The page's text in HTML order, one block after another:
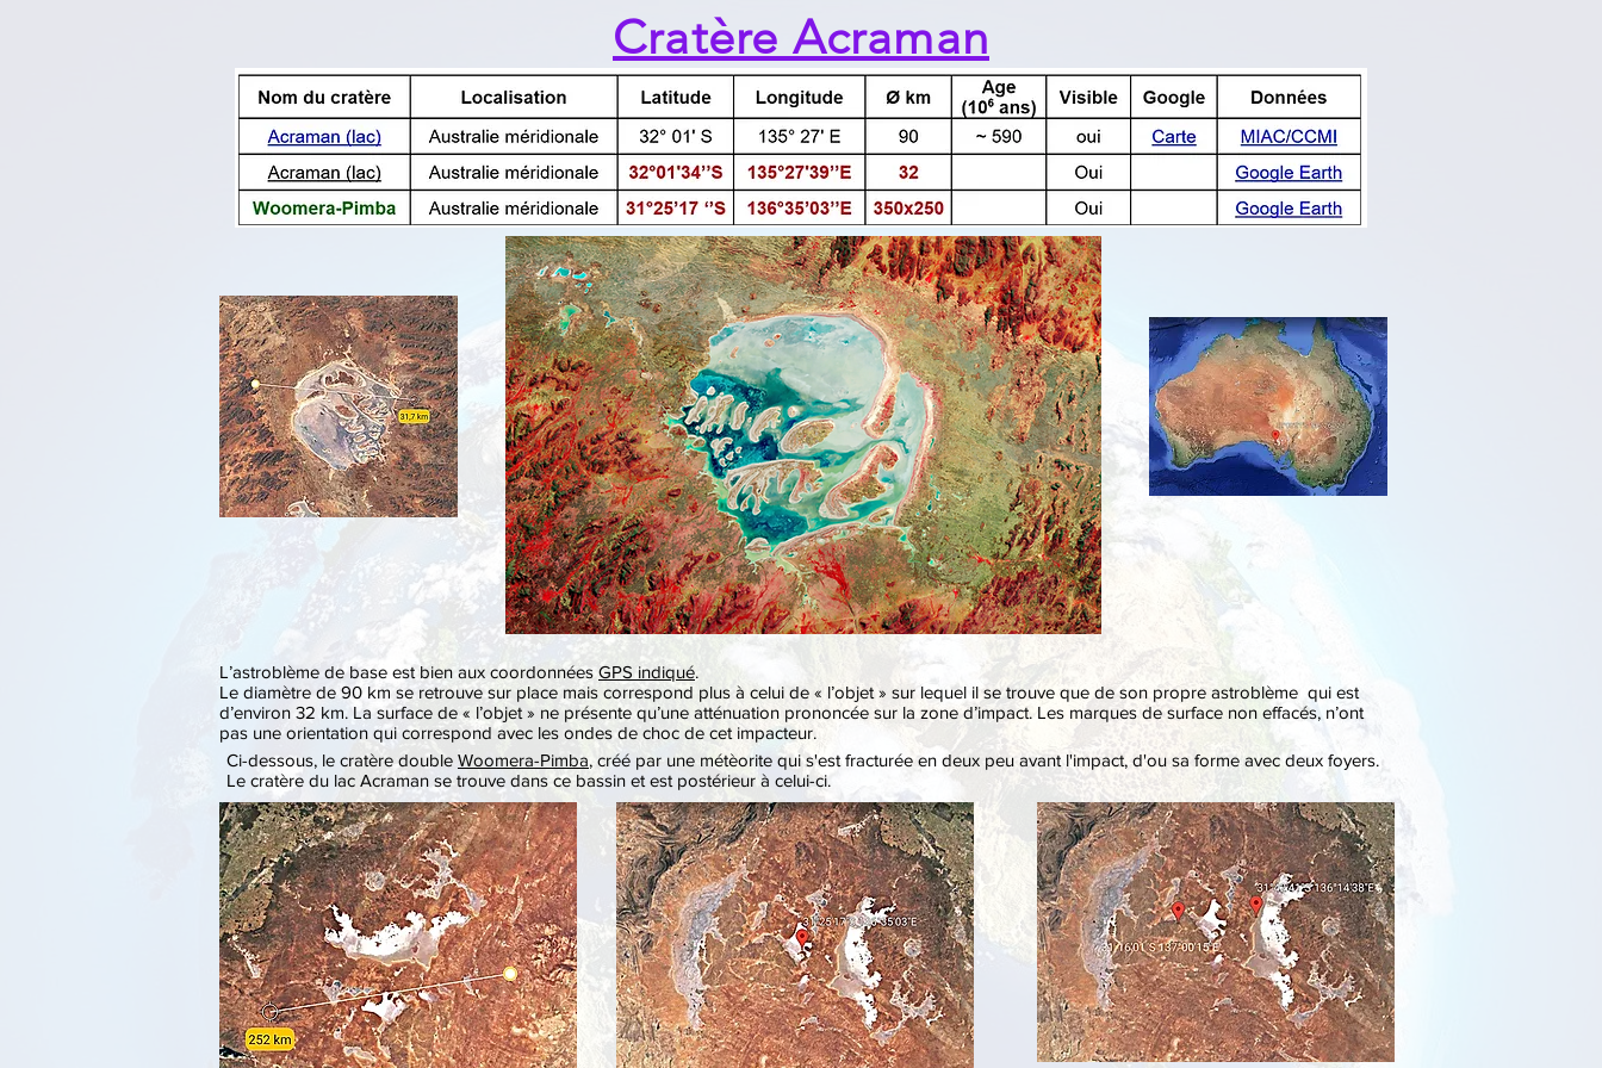
Cratère Acraman
L’astroblème de base est bien aux coordonnées GPS indiqué.
Le diamètre de 90 km se retrouve sur place mais correspond plus à celui de « l’objet » sur lequel il se trouve que de son propre astroblème qui est
d’environ 32 km. La surface de « l’objet » ne présente qu’une atténuation prononcée sur la zone d’impact. Les marques de surface non effacés, n’ont
pas une orientation qui correspond avec les ondes de choc de cet impacteur.
Ci-dessous, le cratère double Woomera-Pimba, créé par une métèorite qui s'est fracturée en deux peu avant l'impact, d'ou sa forme avec deux foyers.
Le cratère du lac Acraman se trouve dans ce bassin et est postérieur à celui-ci.